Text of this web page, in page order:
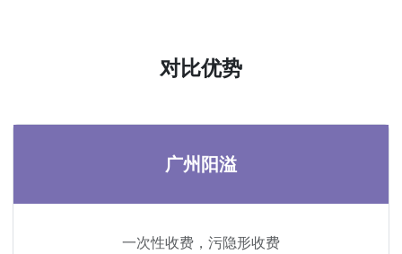
对比优势
广州阳溢
一次性收费，污隐形收费